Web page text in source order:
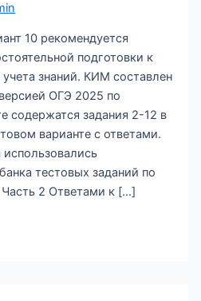
10 рекомендуется
подготовки к
знаний. КИМ составлен
ОГЭ 2025 по
содержатся задания 2-12 в
варианте с ответами.
тестовых заданий по
2 Ответами к […]